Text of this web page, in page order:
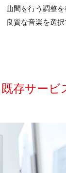
曲間を行う調整
良質な音楽を選
既存サービ